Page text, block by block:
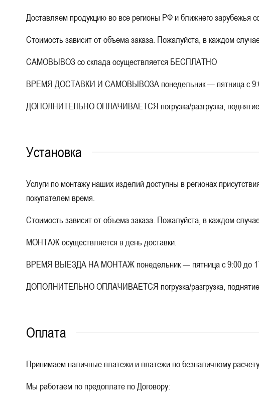
Доставляем продукцию во все регионы РФ и ближнего зарубежья
Стоимость зависит от объема заказа. Пожалуйста, в каждом
САМОВЫВОЗ со склада осуществляется БЕСПЛАТНО
ВРЕМЯ ДОСТАВКИ И САМОВЫВОЗА понедельник — пятница с
ДОПОЛНИТЕЛЬНО ОПЛАЧИВАЕТСЯ погрузка/разгрузка, поднятие
Установка
Услуги по монтажу наших изделий доступны в регионах
покупателем время.
Стоимость зависит от объема заказа. Пожалуйста, в каждом
МОНТАЖ осуществляется в день доставки.
ВРЕМЯ ВЫЕЗДА НА МОНТАЖ понедельник — пятница с 9:00 до
ДОПОЛНИТЕЛЬНО ОПЛАЧИВАЕТСЯ погрузка/разгрузка, поднятие
Оплата
Принимаем наличные платежи и платежи по безналичному расчету.
Мы работаем по предоплате по Договору: